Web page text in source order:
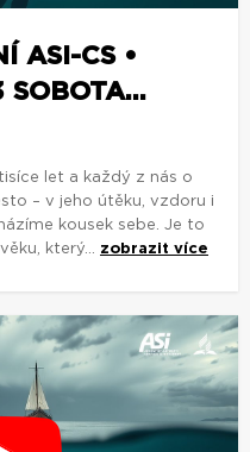
ASI-CS •
let a každý z nás o
– v jeho útěku, vzdoru i
kousek sebe. Je to
který... zobrazit více